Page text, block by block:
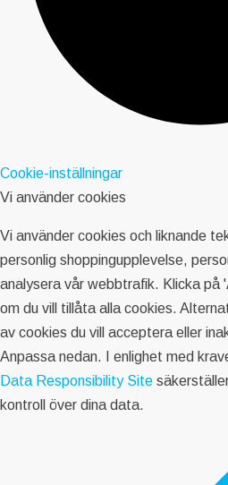
Cookie-inställningar
Vi använder cookies
Vi använder cookies och liknande
personlig shoppingupplevelse,
analysera vår webbtrafik. Klicka på
om du vill tillåta alla cookies.
av cookies du vill acceptera eller
Anpassa nedan. I enlighet med
Data Responsibility Site
kontroll över dina data.